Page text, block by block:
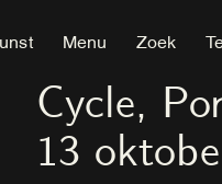
Menu Zoek
Cycle,
13